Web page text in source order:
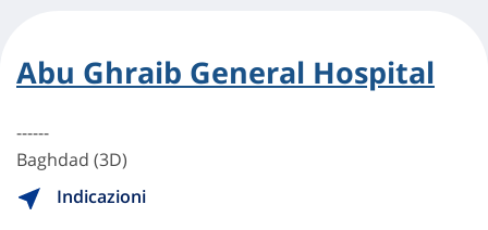
Abu Ghraib General Hospital
------
Baghdad (3D)
Indicazioni